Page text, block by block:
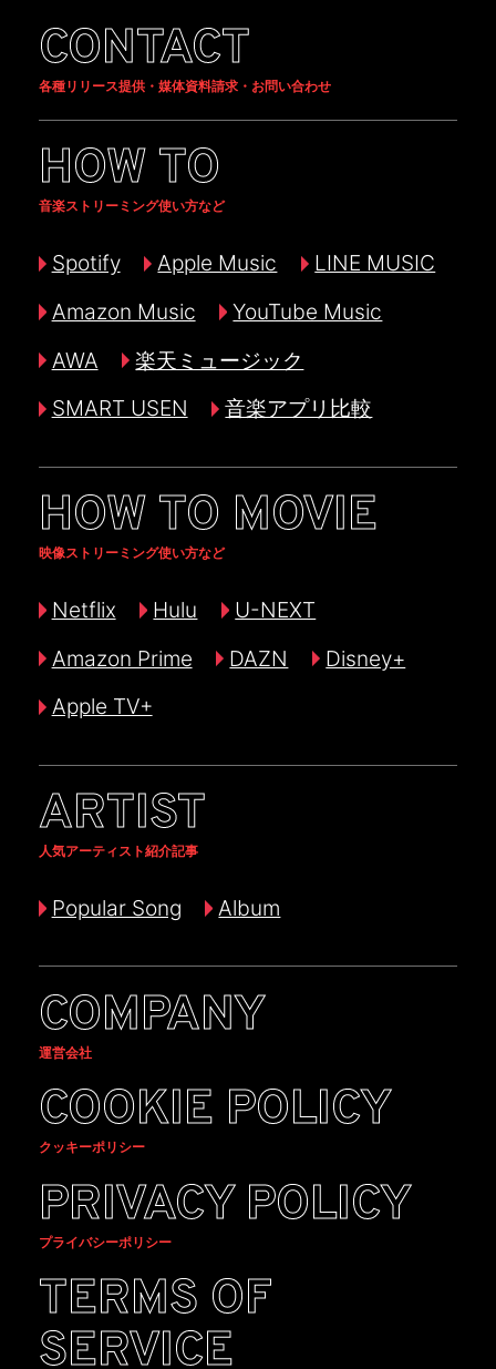
CONTACT
各種リリース提供・媒体資料請求・お問い合わせ
HOW TO
音楽ストリーミング使い方など
Spotify Apple Music
LINE MUSIC
Amazon Music
YouTube Music
AWA
楽天ミュージック
SMART USEN
音楽アプリ比較
HOW TO MOVIE
映像ストリーミング使い方など
Netflix Hulu
U-NEXT
Amazon Prime
DAZN
Disney+
Apple TV+
ARTIST
人気アーティスト紹介記事
Popular Song Album
COMPANY
運営会社
COOKIE POLICY
クッキーポリシー
PRIVACY POLICY
プライバシーポリシー
TERMS OF
SERVICE